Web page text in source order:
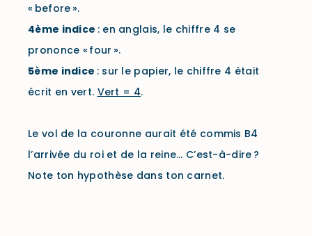
« before ».
4ème indice : en anglais, le chiffre 4 se
prononce « four ».
5ème indice : sur le papier, le chiffre 4 était
écrit en vert. Vert = 4.
Le vol de la couronne aurait été commis B4
l’arrivée du roi et de la reine… C’est-à-dire ?
Note ton hypothèse dans ton carnet.